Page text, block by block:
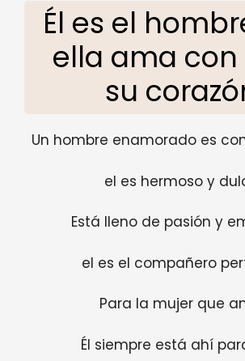
Él es el
ella ama
su
Un hombre enamorado es
el es hermoso y
Está lleno de pasión y
el es el compañero
Para la mujer que
Él siempre está ahí